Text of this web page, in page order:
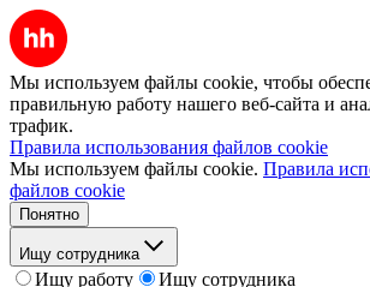
Мы используем файлы cookie, чтобы
правильную работу нашего веб-сайта и
трафик.
Правила использования файлов cookie
Мы используем файлы cookie. Правила
файлов cookie
Понятно
Ищу сотрудника
Ищу работу
Ищу сотрудника